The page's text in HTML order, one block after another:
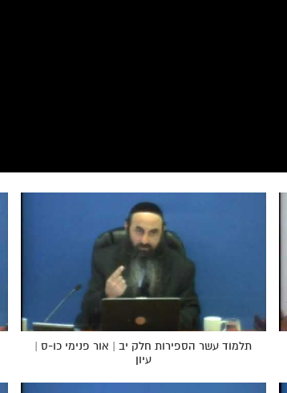
תלמוד עשר הספירות חלק יב | אור פנימי כו-ס |
עיון